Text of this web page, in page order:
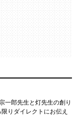
一郎先生と灯先生の創り
りダイレクトにお伝え